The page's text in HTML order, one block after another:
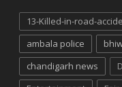
13-Killed-in-road-
ambala police
chandigarh news